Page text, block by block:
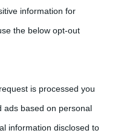
information for
the below opt-out
is processed you
ads based on personal
information disclosed to
trama e